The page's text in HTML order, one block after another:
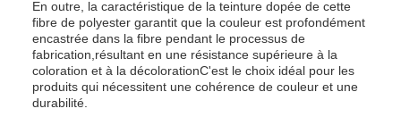
En outre, la caractéristique de la teinture dopée de cette
fibre de polyester garantit que la couleur est profondément
encastrée dans la fibre pendant le processus de
fabrication,résultant en une résistance supérieure à la
coloration et à la décolorationC'est le choix idéal pour les
produits qui nécessitent une cohérence de couleur et une
durabilité.